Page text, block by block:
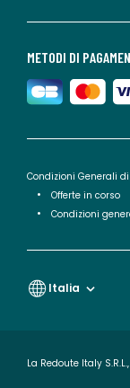
METODI DI
Condizioni Generali
Offerte in corso
Condizioni
Italia
La Redoute Italy